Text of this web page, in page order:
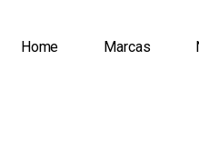
Home Marcas